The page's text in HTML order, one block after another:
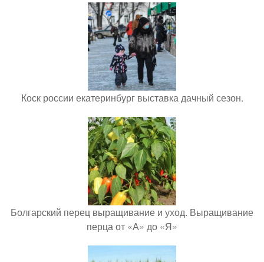
Коск россии екатеринбург выставка дачный сезон.
Болгарский перец выращивание и уход. Выращивание
перца от «А» до «Я»